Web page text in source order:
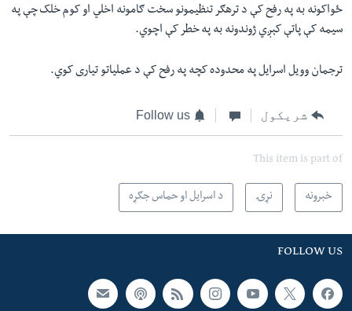
ځواکونه به په رفح کې د ترهګر تنظیمونو سخت ګامونه اخلي او کوم خلک چې په
سیمه کې پاتې کېږي ژوندونه به په خطر کې اچوي.
ترجمان وویل اسرایل په محدوده کچه په رفح کې د عملیاتو تیاری کوي.
شریکول Follow us
This item is part of
خبرونه نړۍ د اسرایل او حماس جګړه
FOLLOW US